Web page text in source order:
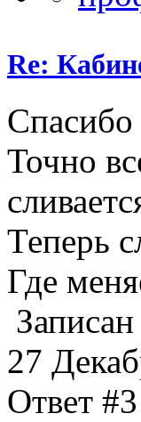
Re:
Спасибо
Точно
Теперь
Где
Записан
27
Ответ #3